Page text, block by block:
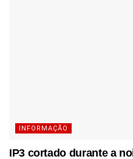
INFORMAÇÃO
IP3 cortado durante a